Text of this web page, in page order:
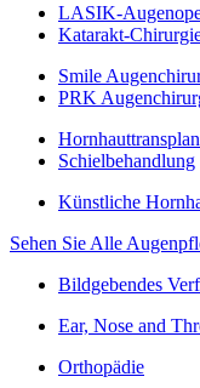
LASIK-
Katarakt-
Smile
PRK
Schielbehandlung
Künstliche
Sehen Sie Alle
Bildgebendes
Ear, Nose and
Orthopädie